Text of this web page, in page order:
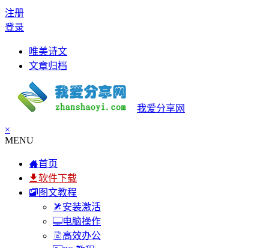
注册
登录
唯美诗文
文章归档
我爱分享网
×
MENU
首页
软件下载
图文教程
安装激活
电脑操作
高效办公